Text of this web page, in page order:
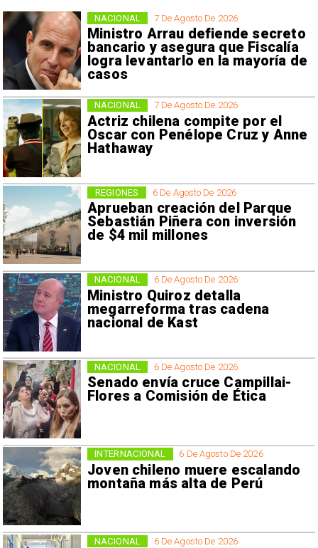
7 De Agosto De 2026
Ministro Arrau defiende secreto
bancario y asegura que Fiscalía
logra levantarlo en la mayoría de
casos
NACIONAL
7 De Agosto De 2026
Actriz chilena compite por el
Oscar con Penélope Cruz y Anne
Hathaway
NACIONAL
6 De Agosto De 2026
Aprueban creación del Parque
Sebastián Piñera con inversión
de $4 mil millones
REGIONES
6 De Agosto De 2026
Ministro Quiroz detalla
megarreforma tras cadena
nacional de Kast
NACIONAL
6 De Agosto De 2026
Senado envía cruce Campillai-
Flores a Comisión de Ética
NACIONAL
6 De Agosto De 2026
Joven chileno muere escalando
montaña más alta de Perú
INTERNACIONAL
6 De Agosto De 2026
NACIONAL